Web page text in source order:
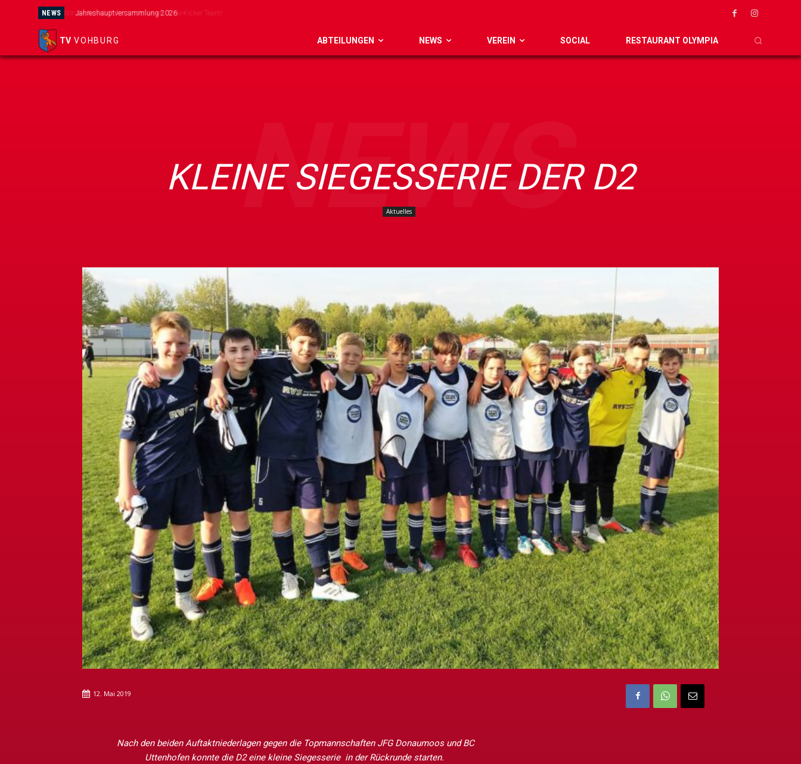
NEWS Jahreshauptversammlung 2026
TV VOHBURG ABTEILUNGEN NEWS VEREIN SOCIAL RESTAURANT OLYMPIA
NEWS
KLEINE SIEGESSERIE DER D2
Aktuelles
12. Mai 2019
Nach den beiden Auftaktniederlagen gegen die Topmannschaften JFG Donaumoos und BC
Uttenhofen konnte die D2 eine kleine Siegesserie in der Rückrunde starten.